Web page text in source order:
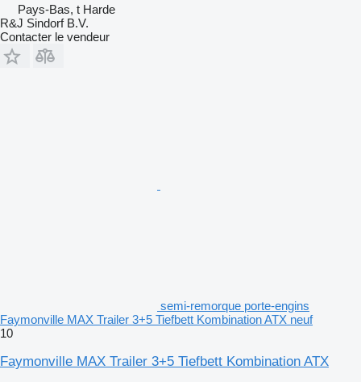
Pays-Bas, t Harde
R&J Sindorf B.V.
Contacter le vendeur
semi-remorque porte-engins
Faymonville MAX Trailer 3+5 Tiefbett Kombination ATX neuf
10
Faymonville MAX Trailer 3+5 Tiefbett Kombination ATX